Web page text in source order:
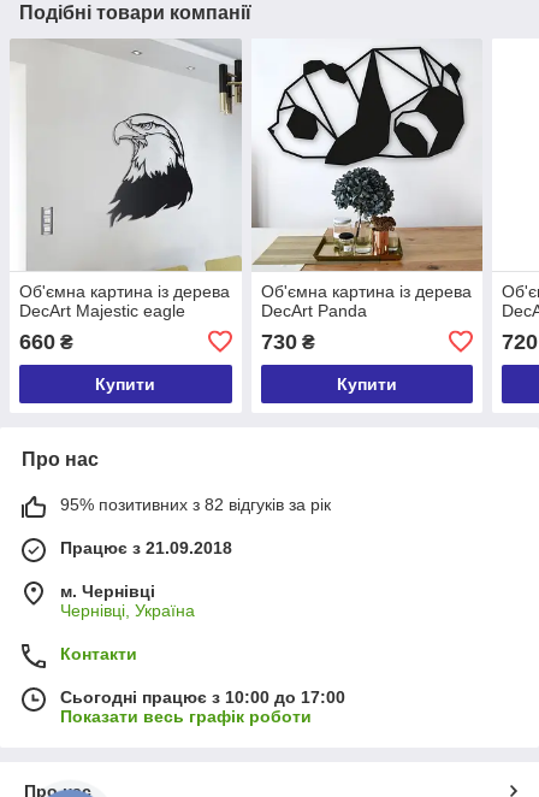
Подібні товари компанії
Об'ємна картина із дерева
DecArt Majestic eagle
660 ₴
Купити
Об'ємна картина із дерева
DecArt Panda
730₴
Купити
720
Про нас
95% позитивних з 82 відгуків за рік
Працює з 21.09.2018
м. Чернівці
Чернівці, Україна
Контакти
Сьогодні працює з 10:00 до 17:00
Показати весь графік роботи
Про нас